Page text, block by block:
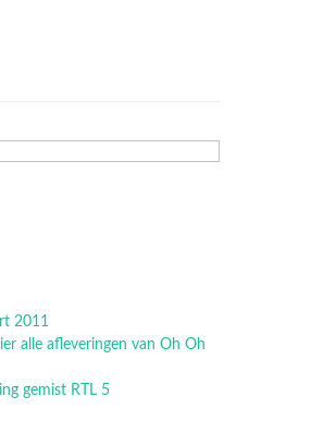
2011
alle afleveringen van Oh Oh
gemist RTL 5